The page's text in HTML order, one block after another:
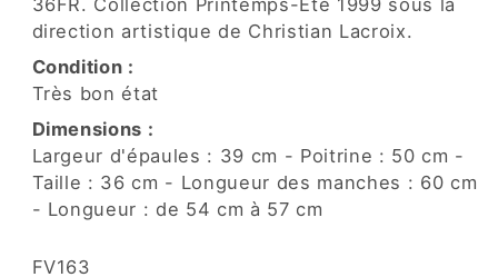
36FR. Collection Printemps-Eté 1999 sous la
direction artistique de Christian Lacroix.
Condition :
Très bon état
Dimensions :
Largeur d'épaules : 39 cm - Poitrine : 50 cm -
Taille : 36 cm - Longueur des manches : 60 cm
- Longueur : de 54 cm à 57 cm
SKU:
FV163